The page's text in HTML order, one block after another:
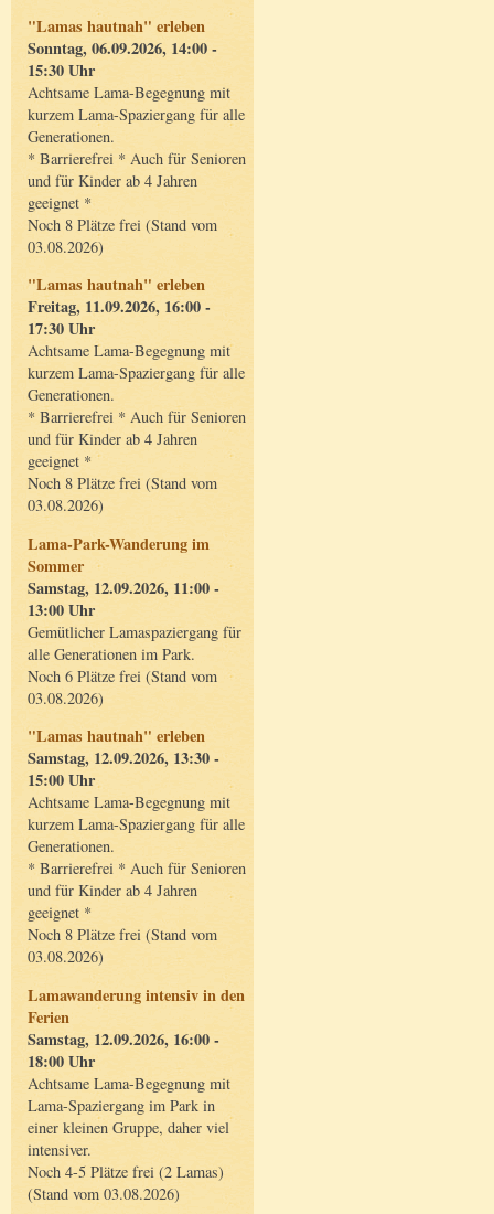
"Lamas hautnah" erleben
Sonntag, 06.09.2026, 14:00 -
15:30 Uhr
Achtsame Lama-Begegnung mit
kurzem Lama-Spaziergang für alle
Generationen.
* Barrierefrei * Auch für Senioren
und für Kinder ab 4 Jahren
geeignet *
Noch 8 Plätze frei (Stand vom
03.08.2026)
"Lamas hautnah" erleben
Freitag, 11.09.2026, 16:00 -
17:30 Uhr
Achtsame Lama-Begegnung mit
kurzem Lama-Spaziergang für alle
Generationen.
* Barrierefrei * Auch für Senioren
und für Kinder ab 4 Jahren
geeignet *
Noch 8 Plätze frei (Stand vom
03.08.2026)
Lama-Park-Wanderung im
Sommer
Samstag, 12.09.2026, 11:00 -
13:00 Uhr
Gemütlicher Lamaspaziergang für
alle Generationen im Park.
Noch 6 Plätze frei (Stand vom
03.08.2026)
"Lamas hautnah" erleben
Samstag, 12.09.2026, 13:30 -
15:00 Uhr
Achtsame Lama-Begegnung mit
kurzem Lama-Spaziergang für alle
Generationen.
* Barrierefrei * Auch für Senioren
und für Kinder ab 4 Jahren
geeignet *
Noch 8 Plätze frei (Stand vom
03.08.2026)
Lamawanderung intensiv in den
Ferien
Samstag, 12.09.2026, 16:00 -
18:00 Uhr
Achtsame Lama-Begegnung mit
Lama-Spaziergang im Park in
einer kleinen Gruppe, daher viel
intensiver.
Noch 4-5 Plätze frei (2 Lamas)
(Stand vom 03.08.2026)